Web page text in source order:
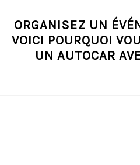
ORGANISEZ UN
VOICI POURQUOI
UN AUTOCAR